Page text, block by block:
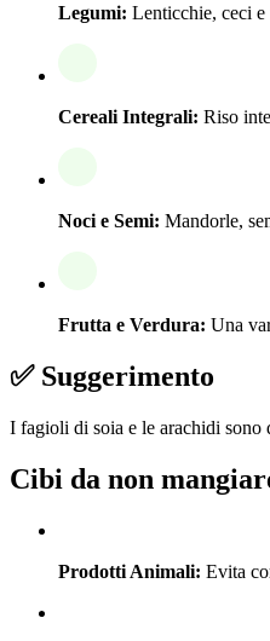
Legumi: Lenticchie, ceci
Cereali Integrali: Riso
Noci e Semi: Mandorle,
Frutta e Verdura: Una
✅ Suggerimento
I fagioli di soia e le arachidi sono
Cibi da non
Prodotti Animali: Evita